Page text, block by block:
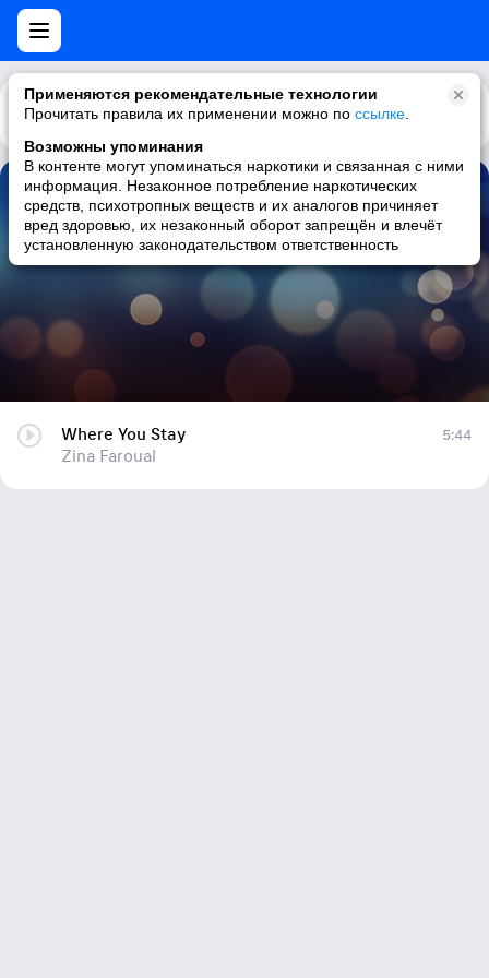
Применяются рекомендательные технологии
Прочитать правила их применении можно по ссылке
Возможны упоминания
В контенте могут упоминаться наркотики и связанная с ними
информация. Незаконное потребление наркотических
средств, психотропных веществ и их аналогов причиняет
вред здоровью, их незаконный оборот запрещён и влечёт
установленную законодательством ответственность
Каталог Рекомендации
Where You Stay
Zina Faroual
Where You Stay
Zina Faroual
5:44